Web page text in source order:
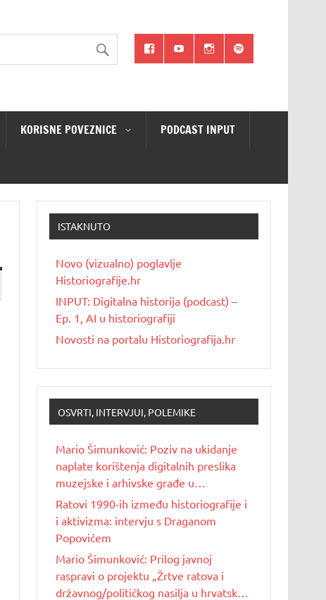
KORISNE POVEZNICE PODCAST INPUT
ISTAKNUTO
Novo (vizualno) poglavlje
Historiografije.hr
INPUT: Digitalna historija (podcast) –
Ep. 1, AI u historiografiji
Novosti na portalu Historiografija.hr
OSVRTI, INTERVJUI, POLEMIKE
Mario Šimunković: Poziv na ukidanje
naplate korištenja digitalnih preslika
muzejske i arhivske građe u
nekomercijalne svrhe
Ratovi 1990-ih između historiografije i
i aktivizma: intervju s Draganom
Popovićem
Mario Šimunković: Prilog javnoj
raspravi o projektu „Žrtve ratova i
državnog/političkog nasilja u hrvatskoj